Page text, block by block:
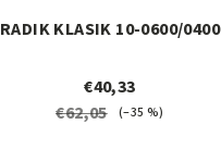
RADIK KLASIK 10-0600/0400
€40,33
€62,05
(–35 %)